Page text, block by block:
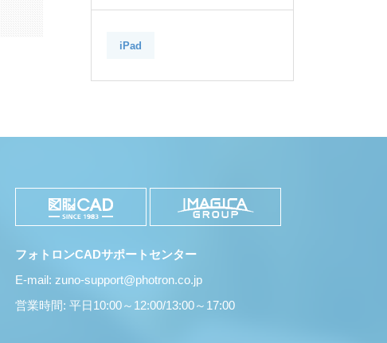
iPad
フォトロンCADサポートセンター
E-mail: zuno-support@photron.co.jp
営業時間: 平日10:00～12:00/13:00～17:00